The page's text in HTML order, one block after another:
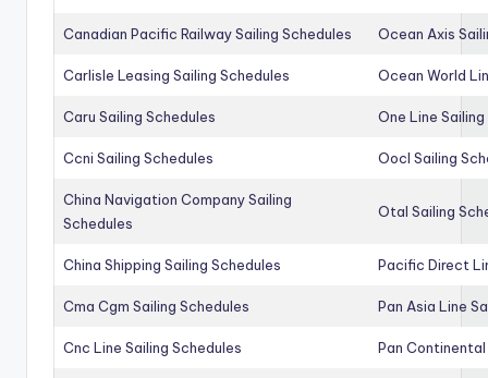
Canadian Pacific Railway Sailing Schedules Ocean Axis
Carlisle Leasing Sailing Schedules Ocean World
Caru Sailing Schedules One Line
Ccni Sailing Schedules Oocl Sailing
China Navigation Company Sailing
Schedules
Otal Sailing
China Shipping Sailing Schedules Pacific Direct
Cma Cgm Sailing Schedules Pan Asia Line
Cnc Line Sailing Schedules Pan Continental